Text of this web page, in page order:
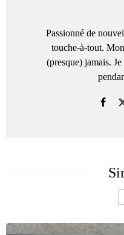
Passionné de
touche-à-tout.
(presque) jamais.